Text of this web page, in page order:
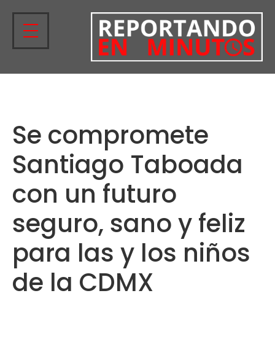
Se compromete
Santiago Taboada
con un futuro
seguro, sano y feliz
para las y los niños
de la CDMX